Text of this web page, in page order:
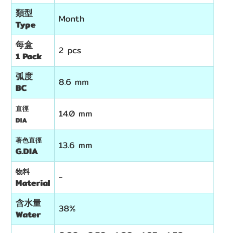
類型
Type
Month
每盒
1 Pack
2 pcs
弧度
BC
8.6 mm
直徑
DIA
14.0 mm
著色直徑
G.DIA 13.6 mm
物料
Material
-
含水量
Water
38%